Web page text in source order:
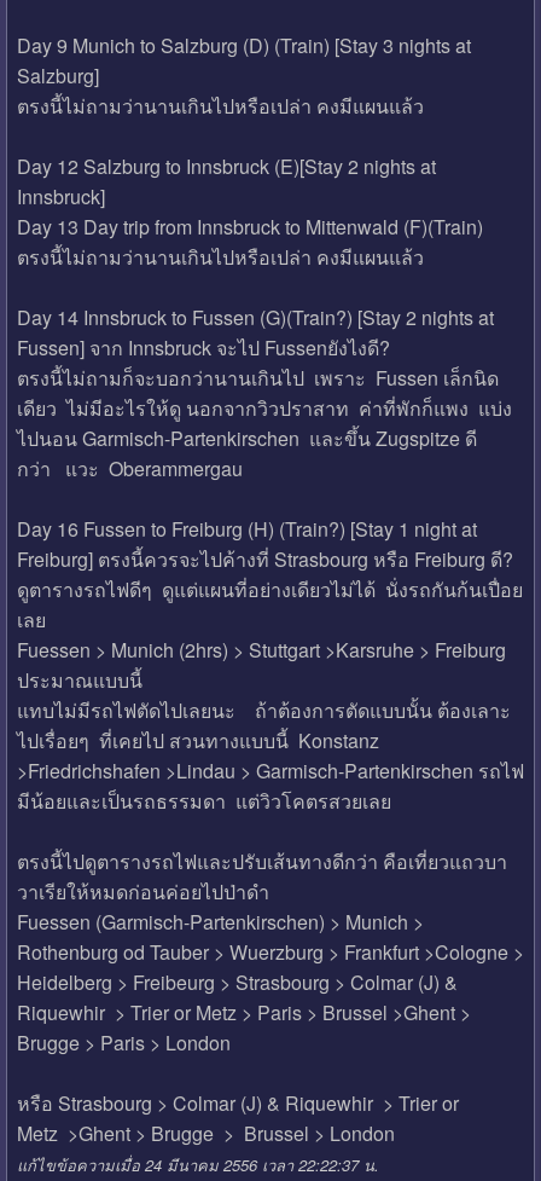
Day 9 Munich to Salzburg (D) (Train) [Stay 3 nights at
Salzburg]
ตรงนี้ไม่ถามว่านานเกินไปหรือเปล่า คงมีแผนแล้ว
Day 12 Salzburg to Innsbruck (E)[Stay 2 nights at
Innsbruck]
Day 13 Day trip from Innsbruck to Mittenwald (F)(Train)
ตรงนี้ไม่ถามว่านานเกินไปหรือเปล่า คงมีแผนแล้ว
Day 14 Innsbruck to Fussen (G)(Train?) [Stay 2 nights at
Fussen] จาก Innsbruck จะไป Fussenยังไงดี?
ตรงนี้ไม่ถามก็จะบอกว่านานเกินไป เพราะ Fussen เล็กนิด
เดียว ไม่มีอะไรให้ดู นอกจากวิวปราสาท ค่าที่พักก็แพง แบ่ง
ไปนอน Garmisch-Partenkirschen และขึ้น Zugspitze ดี
กว่า แวะ Oberammergau
Day 16 Fussen to Freiburg (H) (Train?) [Stay 1 night at
Freiburg] ตรงนี้ควรจะไปค้างที่ Strasbourg หรือ Freiburg ดี?
ดูตารางรถไฟดีๆ ดูแต่แผนที่อย่างเดียวไม่ได้ นั่งรถกันก้นเปื่อย
เลย
Fuessen > Munich (2hrs) > Stuttgart >Karsruhe > Freiburg
ประมาณแบบนี้
แทบไม่มีรถไฟตัดไปเลยนะ ถ้าต้องการตัดแบบนั้น ต้องเลาะ
ไปเรื่อยๆ ที่เคยไป สวนทางแบบนี้ Konstanz
>Friedrichshafen >Lindau > Garmisch-Partenkirschen รถไฟ
มีน้อยและเป็นรถธรรมดา แต่วิวโคตรสวยเลย
ตรงนี้ไปดูตารางรถไฟและปรับเส้นทางดีกว่า คือเที่ยวแถวบา
วาเรียให้หมดก่อนค่อยไปป่าดำ
Fuessen (Garmisch-Partenkirschen) > Munich >
Rothenburg od Tauber > Wuerzburg > Frankfurt >Cologne >
Heidelberg > Freibeurg > Strasbourg > Colmar (J) &
Riquewhir > Trier or Metz > Paris > Brussel >Ghent >
Brugge > Paris > London
หรือ Strasbourg > Colmar (J) & Riquewhir > Trier or
Metz >Ghent > Brugge > Brussel > London
แก้ไขข้อความเมื่อ 24 มีนาคม 2556 เวลา 22:22:37 น.